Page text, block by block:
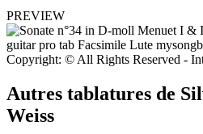
PREVIEW
Copyright: © All Rights Reserved -
Autres tablatures de
Weiss